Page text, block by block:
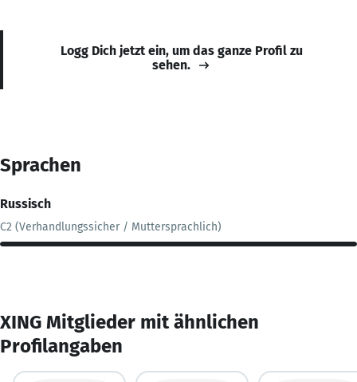
Logg Dich jetzt ein, um das ganze Profil zu
sehen.
Sprachen
Russisch
C2 (Verhandlungssicher / Muttersprachlich)
XING Mitglieder mit ähnlichen
Profilangaben